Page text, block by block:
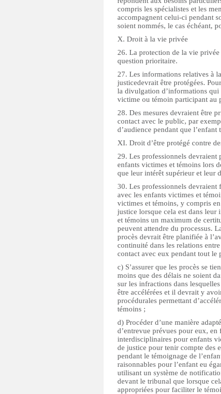
compris les spécialistes et les
accompagnent celui-ci pendant
soient nommés, le cas échéant,
X. Droit à la vie privée
26. La protection de la vie
question prioritaire.
27. Les informations relatives à
justicedevrait être protégées.
la divulgation d’informations qui
victime ou témoin participant au
28. Des mesures devraient être
contact avec le public, par
d’audience pendant que
XI. Droit d’être protégé contre
29. Les professionnels devraient
enfants victimes et témoins lors
que leur intérêt supérieur et leur
30. Les professionnels devraient
avec les enfants victimes et
victimes et témoins, y compris
justice lorsque cela est dans
et témoins un maximum de
peuvent attendre du processus.
procès devrait être planifiée à
continuité dans les relations
contact avec eux pendant tout le
c) S’assurer que les procès se
moins que des délais ne soient
sur les infractions dans
être accélérées et il devrait y
procédurales permettant
témoins ;
d) Procéder d’une manière
d’entrevue prévues pour eux,
interdisciplinaires pour enfants
de justice pour tenir compte des
pendant le témoignage de
raisonnables pour l’enfant eu
utilisant un système de
devant le tribunal que lorsque
appropriées pour faciliter le